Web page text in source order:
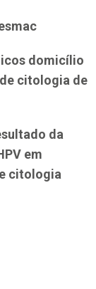
domicílio
citologia de
da
em
citologia